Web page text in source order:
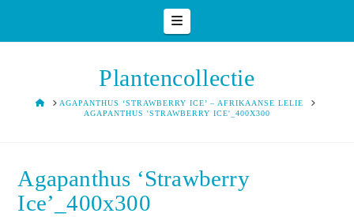
Navigation
Plantencollectie
HOMEAGAPANTHUS ‘STRAWBERRY ICE’ – AFRIKAANSE LELIE
AGAPANTHUS 'STRAWBERRY ICE'_400X300
Agapanthus ‘Strawberry
Ice’_400x300